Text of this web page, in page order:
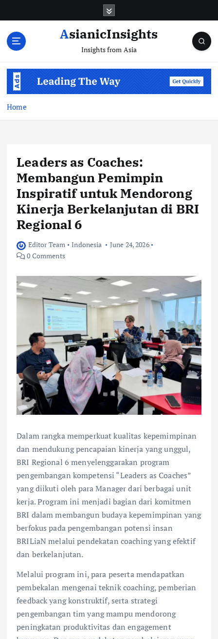
AsianicInsights
Insights from Asia
Home
Leaders as Coaches:
Membangun Pemimpin
Inspiratif untuk Mendorong
Kinerja Berkelanjutan di BRI
Regional 6
Editor Team Indonesia
June 24, 2026
0 Comments
Dalam rangka memperkuat kualitas kepemimpinan
dan mendukung pencapaian kinerja yang unggul,
BRI Regional 6 menyelenggarakan program
pengembangan kompetensi “Leaders as Coaches”
yang diikuti oleh para Manager dari berbagai unit
kerja. Program ini menjadi bagian dari komitmen
BRI dalam membangun budaya kepemimpinan yang
berfokus pada pengembangan potensi insan
BRILiaN melalui pendekatan coaching yang efektif
dan berkelanjutan.
Melalui program ini, para peserta mendapatkan
pembekalan mengenai teknik coaching, pemberian
feedback yang konstruktif, serta strategi
pengembangan tim yang mampu mendorong
peningkatan produktivitas dan engagement